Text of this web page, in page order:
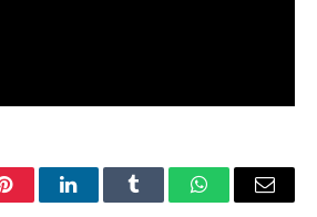
PinterestLinkedInTumblr WhatsAppEmail